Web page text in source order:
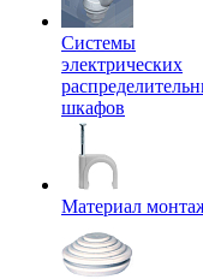
Системы
электрических
шкафов
Материал